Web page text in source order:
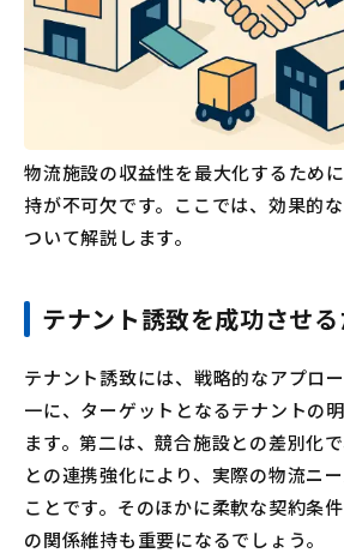
物流施設の収益性を最大化するため
持が不可欠です。ここでは、効果的
ついて解説します。
テナント誘致を成功させ
テナント誘致には、戦略的なアプロ
一に、ターゲットとなるテナントの
ます。第二は、競合施設との差別化
との連携強化により、実際の物流ニ
ことです。そのほかに柔軟な契約条
の関係維持も重要になるでしょう。